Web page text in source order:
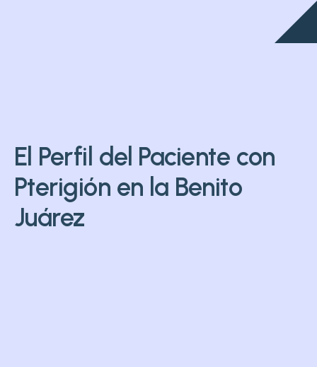
El Perfil del Paciente con
Pterigión en la Benito
Juárez